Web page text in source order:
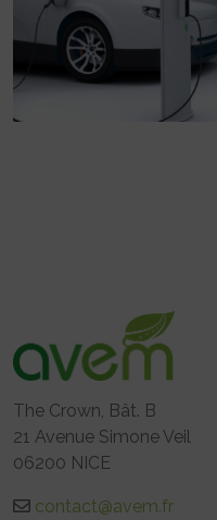
The Crown, Bât. B
21 Avenue Simone Veil
06200 NICE
contact@avem.fr